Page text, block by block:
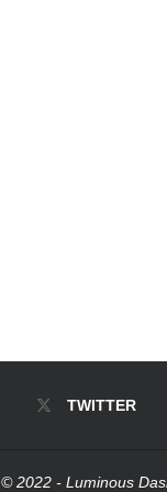
TWITTER
© 2022 - Luminous